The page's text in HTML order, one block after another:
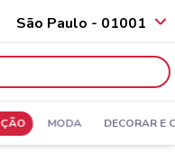
São Paulo - 01001
MODA DECORAR E